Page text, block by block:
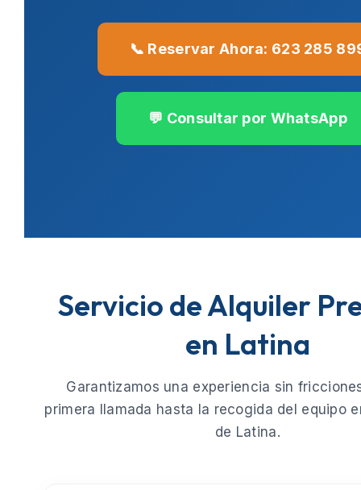
📞 Reservar Ahora: 623 285
💬 Consultar por WhatsApp
Servicio de Alquiler
en Latina
Garantizamos una experiencia sin
primera llamada hasta la recogida del equipo
de Latina.